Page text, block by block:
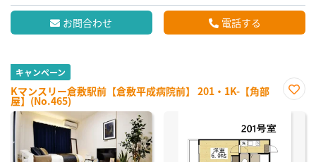
お問合わせ 電話する
キャンペーン
Kマンスリー倉敷駅前【倉敷平成病院前】 201・1K-【角部
屋】(No.465)
に入